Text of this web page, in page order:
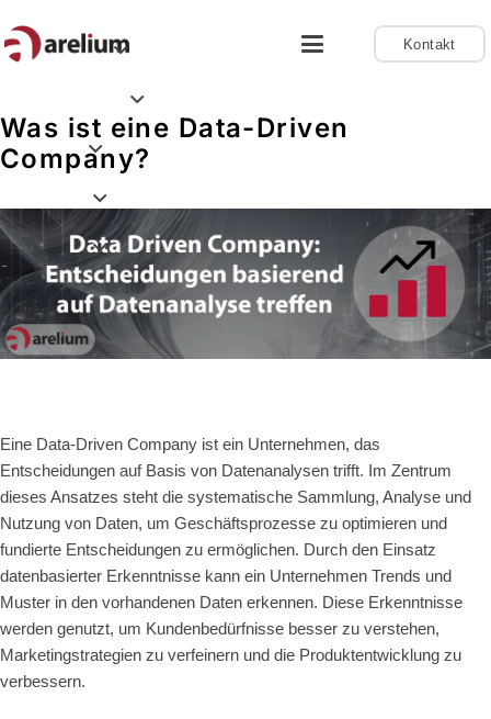
Kontakt
Was ist eine Data-Driven
Company?
Eine Data-Driven Company ist ein Unternehmen, das
Entscheidungen auf Basis von Datenanalysen trifft. Im Zentrum
dieses Ansatzes steht die systematische Sammlung, Analyse und
Nutzung von Daten, um Geschäftsprozesse zu optimieren und
fundierte Entscheidungen zu ermöglichen. Durch den Einsatz
datenbasierter Erkenntnisse kann ein Unternehmen Trends und
Muster in den vorhandenen Daten erkennen. Diese Erkenntnisse
werden genutzt, um Kundenbedürfnisse besser zu verstehen,
Marketingstrategien zu verfeinern und die Produktentwicklung zu
verbessern.